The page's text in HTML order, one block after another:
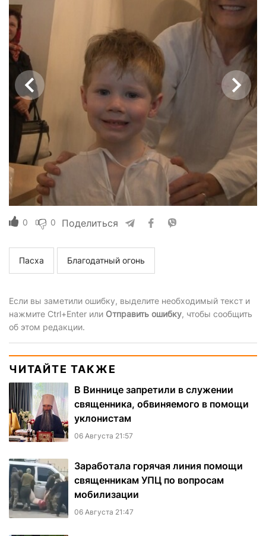
0 0 Поделиться
Пасха Благодатный огонь
Если вы заметили ошибку, выделите необходимый текст и
нажмите Ctrl+Enter или Отправить ошибку, чтобы сообщить
об этом редакции.
ЧИТАЙТЕ ТАКЖЕ
В Виннице запретили в служении
священника, обвиняемого в помощи
уклонистам
06 Августа 21:57
Заработала горячая линия помощи
священникам УПЦ по вопросам
мобилизации
06 Августа 21:47